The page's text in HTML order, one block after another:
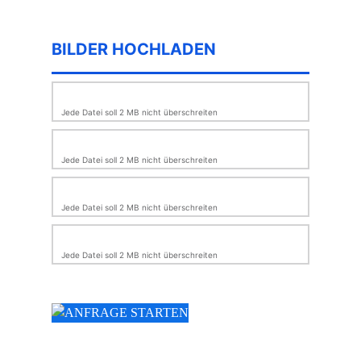
BILDER HOCHLADEN
Jede Datei soll 2 MB nicht überschreiten
Jede Datei soll 2 MB nicht überschreiten
Jede Datei soll 2 MB nicht überschreiten
Jede Datei soll 2 MB nicht überschreiten